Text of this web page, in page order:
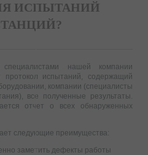
ИСПЫТАНИЙ
нашей компании
протокол испытаний, содержащий
компании (специалисты
все полученные результаты.
отчет о всех обнаруженных
следующие преимущества:
заметить дефекты работы